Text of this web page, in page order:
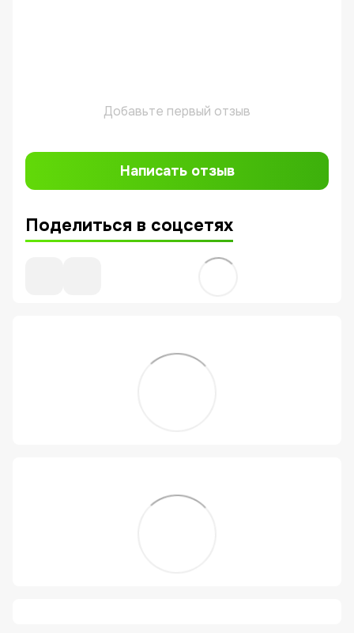
Добавьте первый отзыв
Написать отзыв
Поделиться в соцсетях